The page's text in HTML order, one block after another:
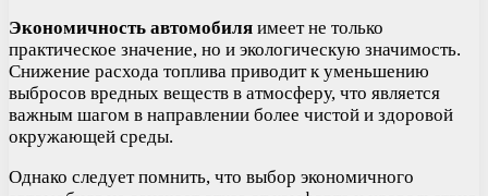
Экономичность автомобиля имеет не только
практическое значение, но и экологическую значимость.
Снижение расхода топлива приводит к уменьшению
выбросов вредных веществ в атмосферу, что является
важным шагом в направлении более чистой и здоровой
окружающей среды.
Однако следует помнить, что выбор экономичного